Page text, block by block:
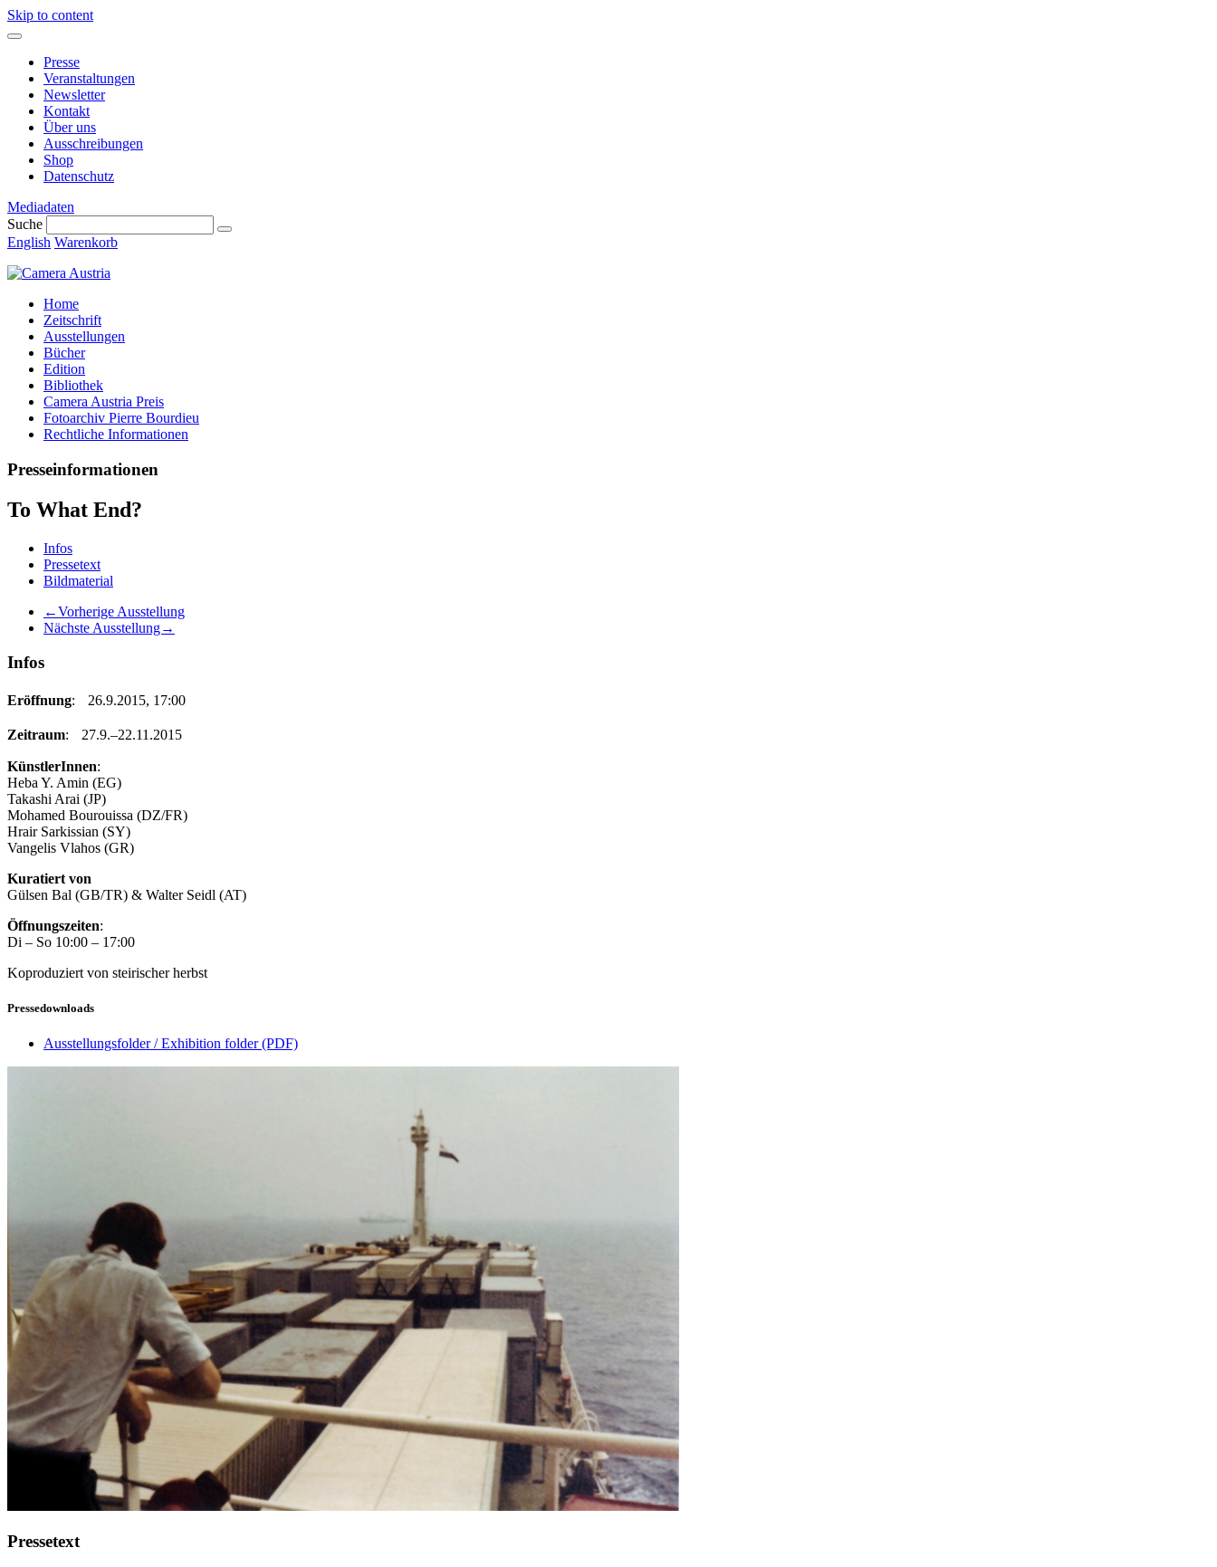
Skip to content
Presse
Veranstaltungen
Newsletter
Kontakt
Über uns
Ausschreibungen
Shop
Datenschutz
Mediadaten
Suche
English Warenkorb
Home
Zeitschrift
Ausstellungen
Bücher
Edition
Bibliothek
Camera Austria Preis
Fotoarchiv Pierre Bourdieu
Rechtliche Informationen
Presseinformationen
To What End?
Infos
Pressetext
Bildmaterial
←Vorherige Ausstellung
Nächste Ausstellung→
Infos
Eröffnung: 26.9.2015, 17:00
Zeitraum: 27.9.–22.11.2015
KünstlerInnen:
Heba Y. Amin (EG)
Takashi Arai (JP)
Mohamed Bourouissa (DZ/FR)
Hrair Sarkissian (SY)
Vangelis Vlahos (GR)
Kuratiert von
Gülsen Bal (GB/TR) & Walter Seidl (AT)
Öffnungszeiten:
Di – So 10:00 – 17:00
Koproduziert von steirischer herbst
Pressedownloads
Ausstellungsfolder / Exhibition folder(PDF)
Pressetext